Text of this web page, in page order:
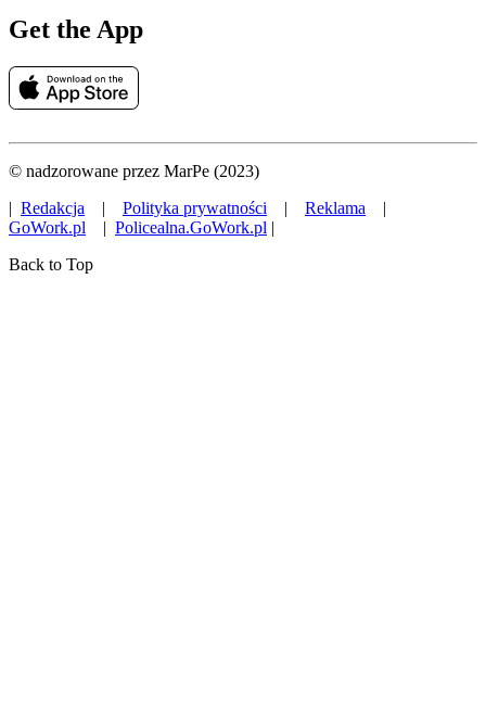
Get the App
© nadzorowane przez MarPe (2023)
| Redakcja | Polityka prywatności | Reklama |
GoWork.pl | Policealna.GoWork.pl |
Back to Top